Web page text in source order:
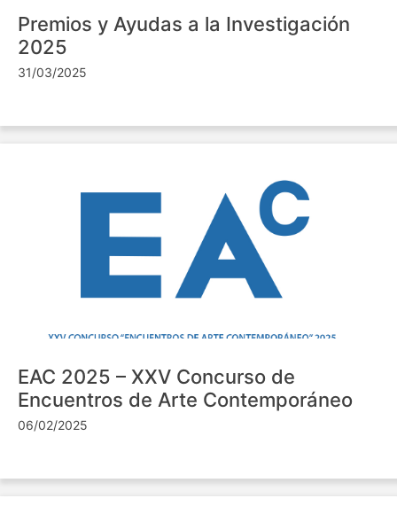
Premios y Ayudas a la Investigación
2025
31/03/2025
EAC 2025 – XXV Concurso de
Encuentros de Arte Contemporáneo
06/02/2025